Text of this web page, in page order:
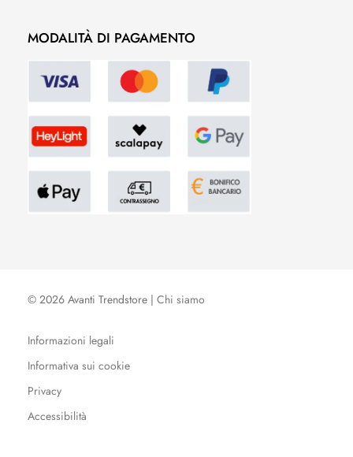
MODALITÀ DI PAGAMENTO
© 2026 Avanti Trendstore | Chi siamo
Informazioni legali
Informativa sui cookie
Privacy
Accessibilità